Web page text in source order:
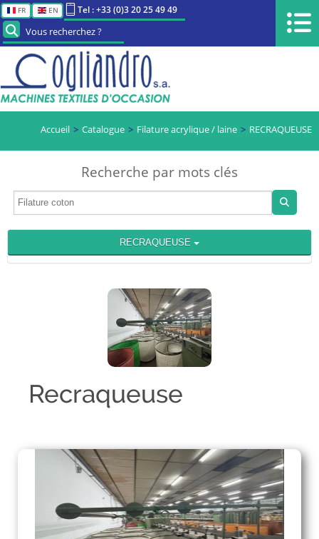
FR EN Tel : +33 (0)3 20 25 49 49
Vous recherchez ?
Accueil Catalogue Filature acrylique / laine RECRAQUEUSE
Recherche par mots clés
RECRAQUEUSE
Recraqueuse